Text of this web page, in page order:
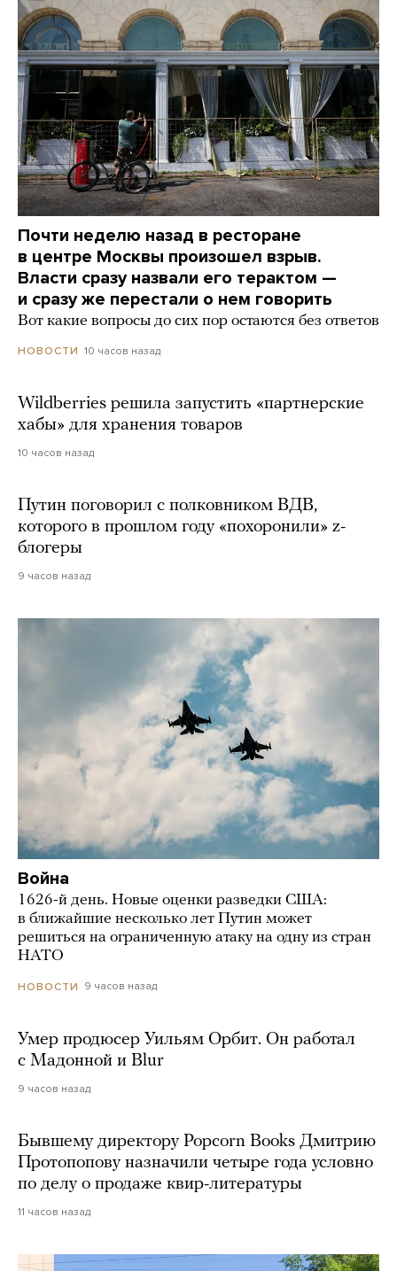
Почти неделю назад в ресторане
в центре Москвы произошел взрыв.
Власти сразу назвали его терактом —
и сразу же перестали о нем говорить
Вот какие вопросы до сих пор остаются без ответов
НОВОСТИ 10 часов назад
Wildberries решила запустить «партнерские
хабы» для хранения товаров
10 часов назад
Путин поговорил с полковником ВДВ,
которого в прошлом году «похоронили» z-
блогеры
9 часов назад
Война
1626-й день. Новые оценки разведки США:
в ближайшие несколько лет Путин может
решиться на ограниченную атаку на одну из стран
НАТО
НОВОСТИ 9 часов назад
Умер продюсер Уильям Орбит. Он работал
с Мадонной и Blur
9 часов назад
Бывшему директору Popcorn Books Дмитрию
Протопопову назначили четыре года условно
по делу о продаже квир-литературы
11 часов назад